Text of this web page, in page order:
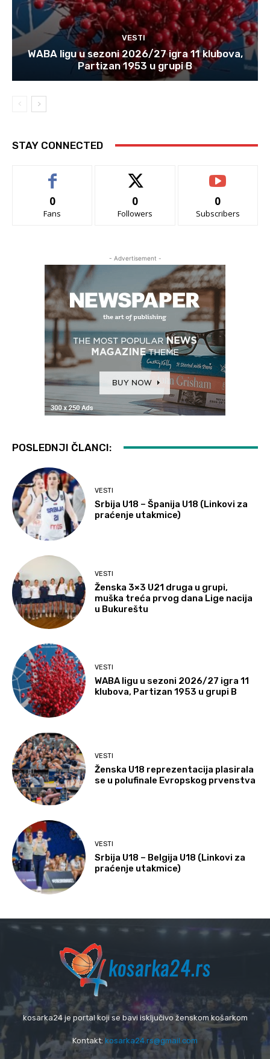
VESTI
WABA ligu u sezoni 2026/27 igra 11 klubova,
Partizan 1953 u grupi B
STAY CONNECTED
0
Fans
0
Followers
0
Subscribers
- Advertisement -
POSLEDNJI ČLANCI:
VESTI
Srbija U18 – Španija U18 (Linkovi za
praćenje utakmice)
VESTI
Ženska 3×3 U21 druga u grupi,
muška treća prvog dana Lige nacija
u Bukureštu
VESTI
WABA ligu u sezoni 2026/27 igra 11
klubova, Partizan 1953 u grupi B
VESTI
Ženska U18 reprezentacija plasirala
se u polufinale Evropskog prvenstva
VESTI
Srbija U18 – Belgija U18 (Linkovi za
praćenje utakmice)
kosarka24 je portal koji se bavi isključivo ženskom košarkom
Kontakt: kosarka24.rs@gmail.com